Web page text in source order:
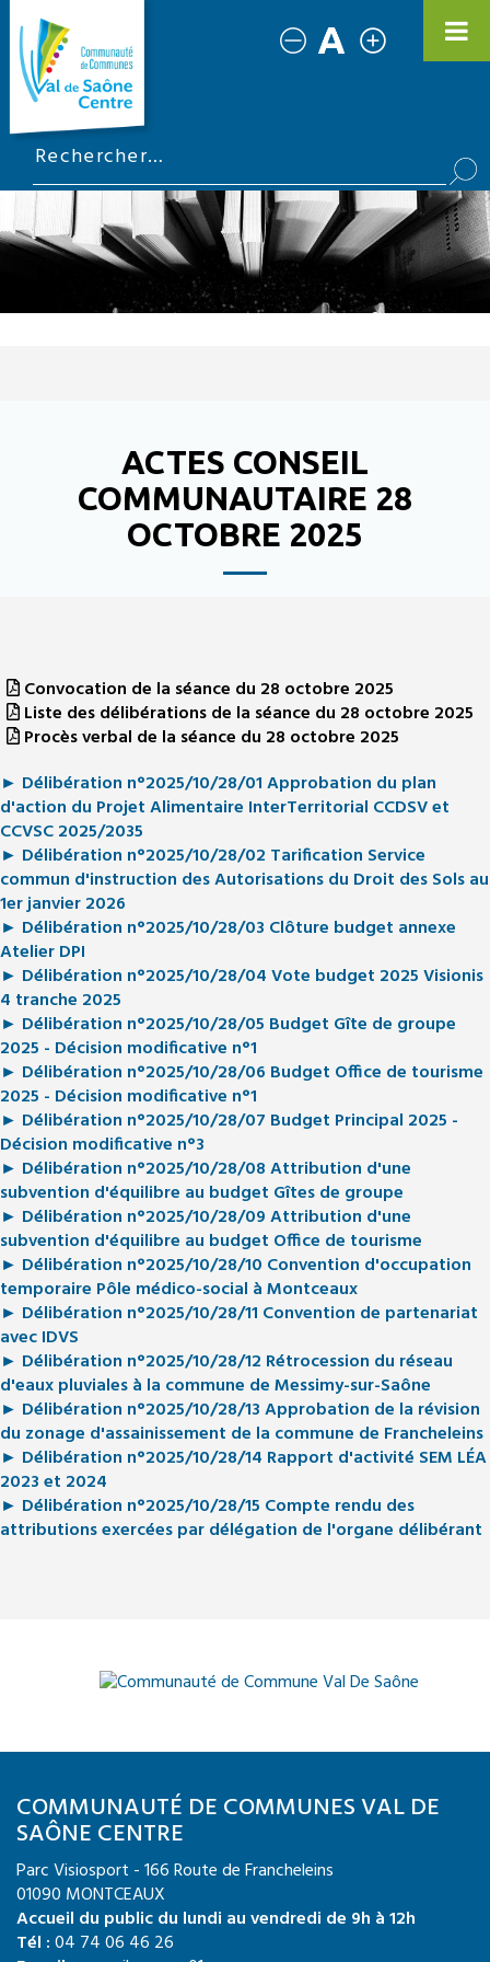
ACTES CONSEIL
COMMUNAUTAIRE 28
OCTOBRE 2025
Convocation de la séance du 28 octobre 2025
Liste des délibérations de la séance du 28 octobre 2025
Procès verbal de la séance du 28 octobre 2025
► Délibération n°2025/10/28/01 Approbation du plan
d'action du Projet Alimentaire InterTerritorial CCDSV et
CCVSC 2025/2035
► Délibération n°2025/10/28/02 Tarification Service
commun d'instruction des Autorisations du Droit des Sols au
1er janvier 2026
► Délibération n°2025/10/28/03 Clôture budget annexe
Atelier DPI
► Délibération n°2025/10/28/04 Vote budget 2025 Visionis
4 tranche 2025
► Délibération n°2025/10/28/05 Budget Gîte de groupe
2025 - Décision modificative n°1
► Délibération n°2025/10/28/06 Budget Office de tourisme
2025 - Décision modificative n°1
► Délibération n°2025/10/28/07 Budget Principal 2025 -
Décision modificative n°3
► Délibération n°2025/10/28/08 Attribution d'une
subvention d'équilibre au budget Gîtes de groupe
► Délibération n°2025/10/28/09 Attribution d'une
subvention d'équilibre au budget Office de tourisme
► Délibération n°2025/10/28/10 Convention d'occupation
temporaire Pôle médico-social à Montceaux
► Délibération n°2025/10/28/11 Convention de partenariat
avec IDVS
► Délibération n°2025/10/28/12 Rétrocession du réseau
d'eaux pluviales à la commune de Messimy-sur-Saône
► Délibération n°2025/10/28/13 Approbation de la révision
du zonage d'assainissement de la commune de Francheleins
► Délibération n°2025/10/28/14 Rapport d'activité SEM LÉA
2023 et 2024
► Délibération n°2025/10/28/15 Compte rendu des
attributions exercées par délégation de l'organe délibérant
COMMUNAUTÉ DE COMMUNES VAL DE
SAÔNE CENTRE
Parc Visiosport - 166 Route de Francheleins
01090 MONTCEAUX
Accueil du public du lundi au vendredi de 9h à 12h
Tél :04 74 06 46 26